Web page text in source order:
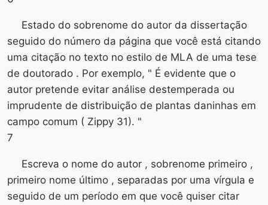
Estado do sobrenome do autor da dissertação
seguido do número da página que você está citando
uma citação no texto no estilo de MLA de uma tese
de doutorado . Por exemplo, " É evidente que o
autor pretende evitar análise destemperada ou
imprudente de distribuição de plantas daninhas em
campo comum ( Zippy 31). "
7
Escreva o nome do autor , sobrenome primeiro ,
primeiro nome último , separadas por uma vírgula e
seguido de um período em que você quiser citar